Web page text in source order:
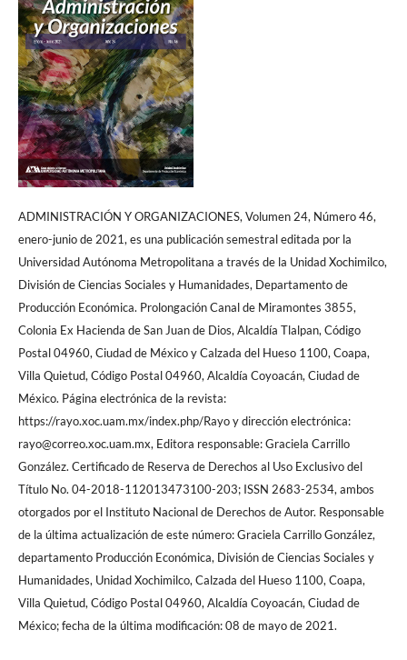
ADMINISTRACIÓN Y ORGANIZACIONES, Volumen 24, Número 46,
enero-junio de 2021, es una publicación semestral editada por la
Universidad Autónoma Metropolitana a través de la Unidad Xochimilco,
División de Ciencias Sociales y Humanidades, Departamento de
Producción Económica. Prolongación Canal de Miramontes 3855,
Colonia Ex Hacienda de San Juan de Dios, Alcaldía Tlalpan, Código
Postal 04960, Ciudad de México y Calzada del Hueso 1100, Coapa,
Villa Quietud, Código Postal 04960, Alcaldía Coyoacán, Ciudad de
México. Página electrónica de la revista:
https://rayo.xoc.uam.mx/index.php/Rayo y dirección electrónica:
rayo@correo.xoc.uam.mx, Editora responsable: Graciela Carrillo
González. Certificado de Reserva de Derechos al Uso Exclusivo del
Título No. 04-2018-112013473100-203; ISSN 2683-2534, ambos
otorgados por el Instituto Nacional de Derechos de Autor. Responsable
de la última actualización de este número: Graciela Carrillo González,
departamento Producción Económica, División de Ciencias Sociales y
Humanidades, Unidad Xochimilco, Calzada del Hueso 1100, Coapa,
Villa Quietud, Código Postal 04960, Alcaldía Coyoacán, Ciudad de
México; fecha de la última modificación: 08 de mayo de 2021.